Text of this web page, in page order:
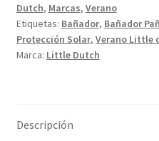
Dutch, Marcas, Verano
Etiquetas: Bañador, Bañador
Protección Solar, Verano Little
Marca: Little Dutch
Descripción